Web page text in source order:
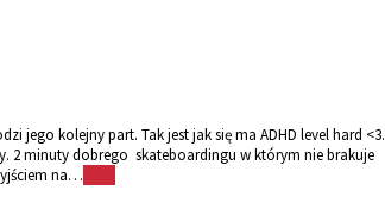
jego kolejny part. Tak jest jak się ma ADHD level hard <3.
2 minuty dobrego skateboardingu w którym nie brakuje
na…